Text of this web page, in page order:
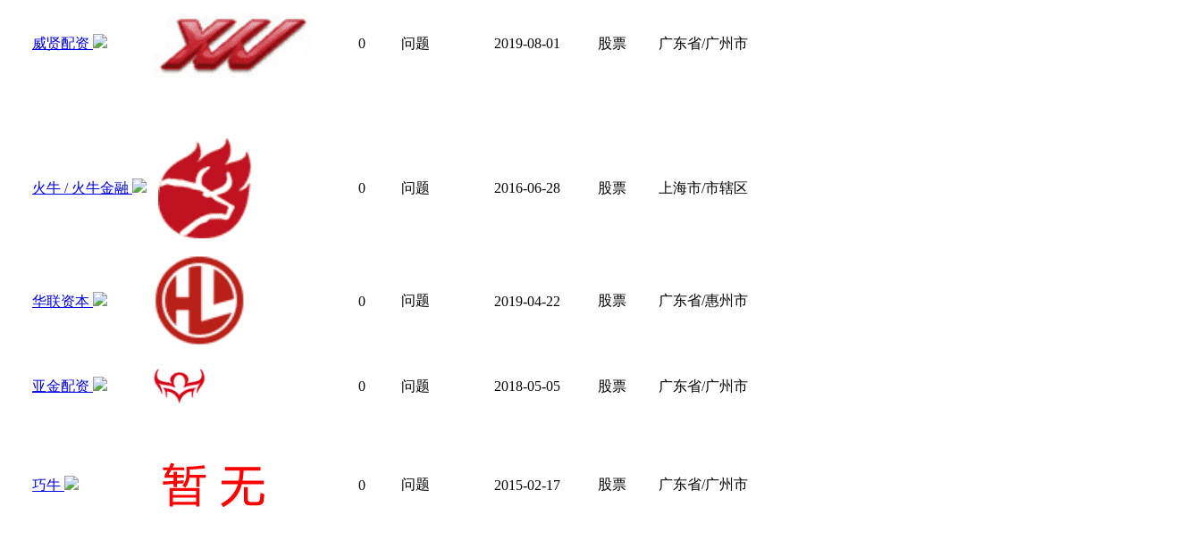
威贤配资 0 问题 2019-08-01 股票 广东省/广州市
火牛 / 火牛金融 0 问题 2016-06-28 股票 上海市/市辖区
华联资本 0 问题 2019-04-22 股票 广东省/惠州市
亚金配资 0 问题 2018-05-05 股票 广东省/广州市
巧牛 0 问题 2015-02-17 股票 广东省/广州市